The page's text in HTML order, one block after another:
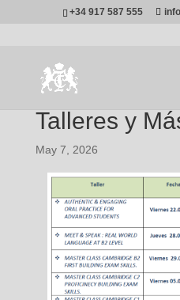
+34 917 587 555
Talleres y
May 7, 2026